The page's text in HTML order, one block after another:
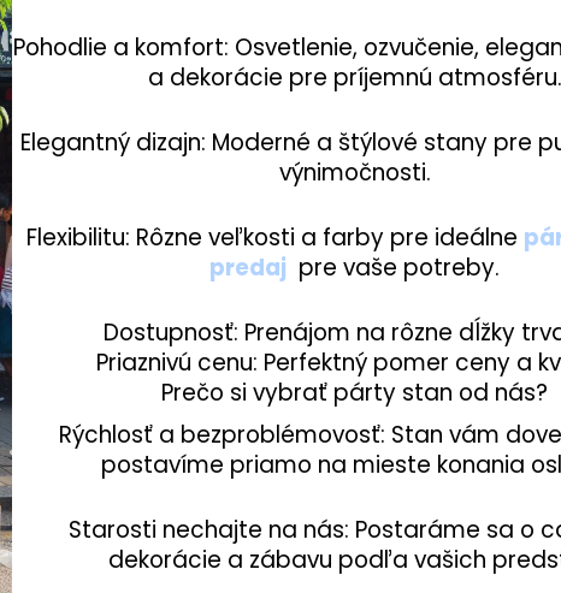
Pohodlie a komfort: Osvetlenie, ozvučenie,
a dekorácie pre príjemnú atmosféru.
Elegantný dizajn: Moderné a štýlové stany pre
výnimočnosti.
Flexibilitu: Rôzne veľkosti a farby pre ideálne
predaj pre vaše potreby.
Dostupnosť: Prenájom na rôzne dĺžky
Priaznivú cenu: Perfektný pomer ceny a
Prečo si vybrať párty stan od nás?
Rýchlosť a bezproblémovosť: Stan vám
postavíme priamo na mieste konania
Starosti nechajte na nás: Postaráme sa o
dekorácie a zábavu podľa vašich